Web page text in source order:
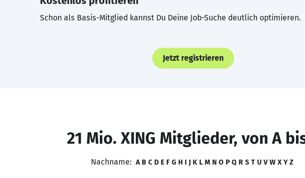
Schon als Basis-Mitglied kannst Du Deine Job-Suche deutlich optimieren.
Jetzt registrieren
21 Mio. XING Mitglieder, von A
Nachname: A B C D E F G H I J K L M N O P Q R S T U V W X Y Z